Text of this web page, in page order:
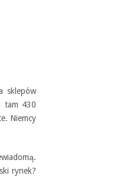
sklepów
tam 430
Niemcy
rynek?